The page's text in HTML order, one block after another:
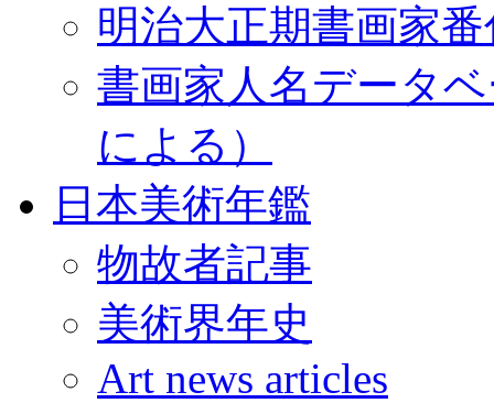
明治大正期書画家
書画家人名データ
による）
日本美術年鑑
物故者記事
美術界年史
Art news articles